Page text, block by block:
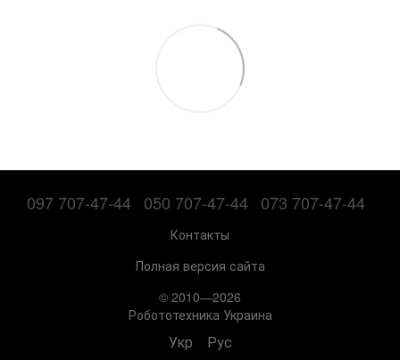
097 707-47-44 050 707-47-44 073 707-47-44
Контакты
Полная версия сайта
© 2010—2026
Робототехника Украина
Укр Рус